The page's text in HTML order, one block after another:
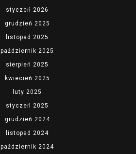
styczeń 2026
grudzień 2025
listopad 2025
październik 2025
sierpień 2025
kwiecień 2025
luty 2025
styczeń 2025
grudzień 2024
listopad 2024
październik 2024